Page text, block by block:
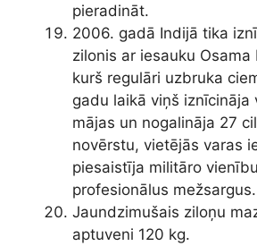
pieradināt.
2006. gadā Indijā tika
zilonis ar iesauku Osama
kurš regulāri uzbruka
gadu laikā viņš iznīcināja
mājas un nogalināja 27
novērstu, vietējās varas
piesaistīja militāro
profesionālus mežsargus.
Jaundzimušais ziloņu
aptuveni 120 kg.